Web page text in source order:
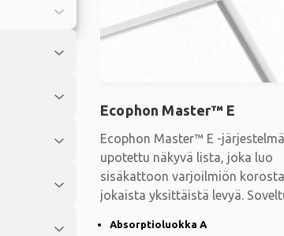
Ecophon Master™ E
Ecophon Master™ E -
upotettu näkyvä lista, joka luo
sisäkattoon varjoilmiön
jokaista yksittäistä levyä.
Absorptioluokka A